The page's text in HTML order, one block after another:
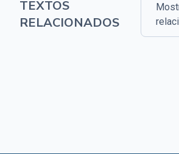
TEXTOS
RELACIONADOS